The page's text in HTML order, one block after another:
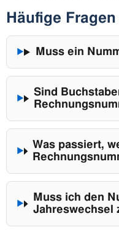
Häufige
Muss ein
Sind
Was passiert,
Muss ich den
Jahreswechsel